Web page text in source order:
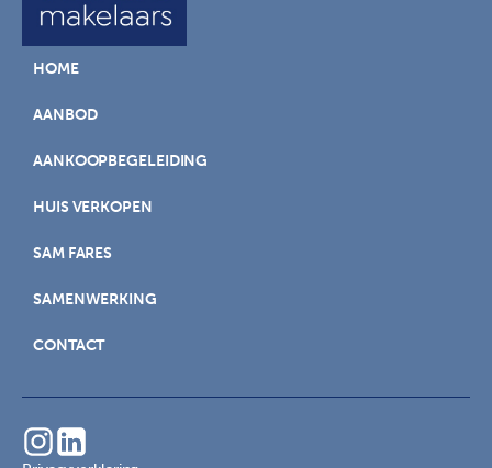
HOME
AANBOD
AANKOOPBEGELEIDING
HUIS VERKOPEN
SAM FARES
SAMENWERKING
CONTACT